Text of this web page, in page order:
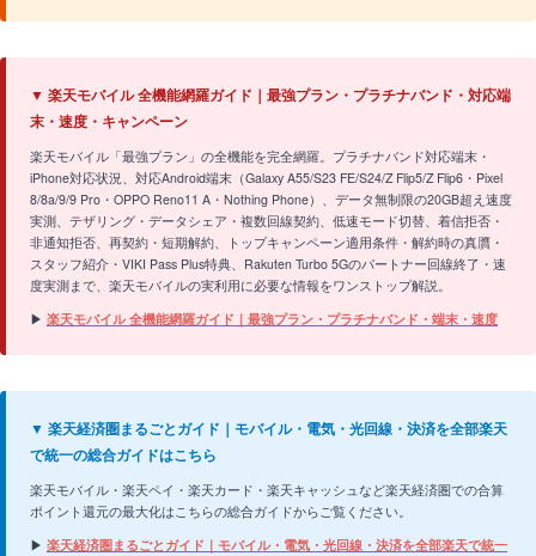
▼ 楽天モバイル 全機能網羅ガイド｜最強プラン・プラチナバンド・対応端
末・速度・キャンペーン
楽天モバイル「最強プラン」の全機能を完全網羅。プラチナバンド対応端末・
iPhone対応状況、対応Android端末（Galaxy A55/S23 FE/S24/Z Flip5/Z Flip6・Pixel
8/8a/9/9 Pro・OPPO Reno11 A・Nothing Phone）、データ無制限の20GB超え速度
実測、テザリング・データシェア・複数回線契約、低速モード切替、着信拒否・
非通知拒否、再契約・短期解約、トップキャンペーン適用条件・解約時の真贋・
スタッフ紹介・VIKI Pass Plus特典、Rakuten Turbo 5Gのパートナー回線終了・速
度実測まで、楽天モバイルの実利用に必要な情報をワンストップ解説。
▶ 楽天モバイル 全機能網羅ガイド｜最強プラン・プラチナバンド・端末・速度
▼ 楽天経済圏まるごとガイド｜モバイル・電気・光回線・決済を全部楽天
で統一の総合ガイドはこちら
楽天モバイル・楽天ペイ・楽天カード・楽天キャッシュなど楽天経済圏での合算
ポイント還元の最大化はこちらの総合ガイドからご覧ください。
▶ 楽天経済圏まるごとガイド｜モバイル・電気・光回線・決済を全部楽天で統一